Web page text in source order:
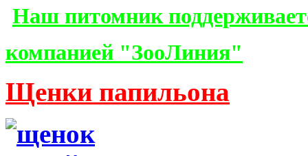
Наш питомник
компанией "ЗооЛиния"
Щенки папильона